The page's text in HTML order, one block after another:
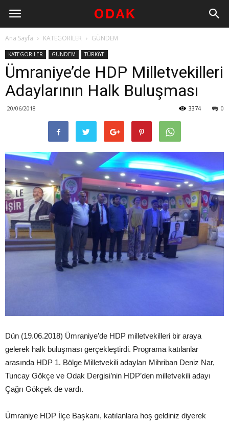
Ana Sayfa KATEGORİLER GÜNDEM
KATEGORİLER GÜNDEM TÜRKİYE
Ümraniye’de HDP Milletvekilleri
Adaylarının Halk Buluşması
20/06/2018 0
3374
Dün (19.06.2018) Ümraniye’de HDP milletvekilleri bir araya
gelerek halk buluşması gerçekleştirdi. Programa katılanlar
arasında HDP 1. Bölge Milletvekili adayları Mihriban Deniz Nar,
Tuncay Gökçe ve Odak Dergisi’nin HDP’den milletvekili adayı
Çağrı Gökçek de vardı.
Ümraniye HDP İlçe Başkanı, katılanlara hoş geldiniz diyerek